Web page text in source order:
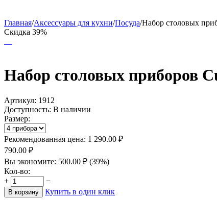
Главная/Аксессуары для кухни/Посуда/Набор столовых
Скидка 39%
Набор столовых приборов
Артикул: 1912
Доступность: В наличии
Размер:
Рекомендованная цена: 1 290.00 ₽
790.00 ₽
Вы экономите: 500.00 ₽ (39%)
Кол-во:
+
−
В корзину Купить в один клик